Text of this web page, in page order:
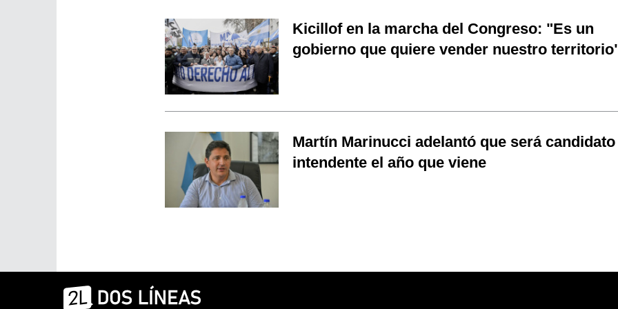
Kicillof en la marcha del Congreso: "Es un
gobierno que quiere vender nuestro
Martín Marinucci adelantó que será candidato
intendente el año que viene